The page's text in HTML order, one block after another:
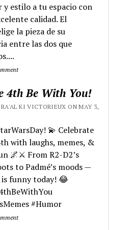
y estilo a tu espacio con
calidad. El
la pieza de su
entre las dos que
4th Be With You!
KI VICTORIEUX ON MAY 3,
💫 Celebrate
with laughs, memes, &
🌌⚔️ From R2-D2’s
to Padmé’s moods —
funny today! 😂
#Humor